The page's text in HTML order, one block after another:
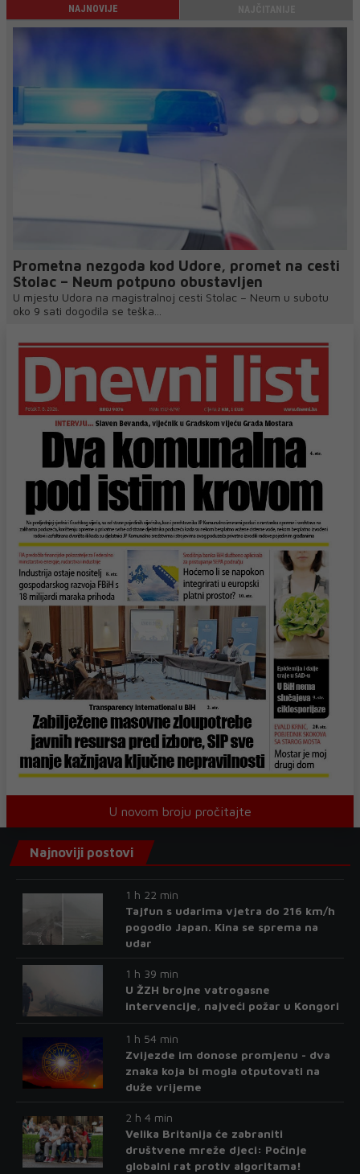
NAJNOVIJE
Prometna nezgoda kod Udore, promet na cesti
Stolac – Neum potpuno obustavljen
U mjestu Udora na magistralnoj cesti Stolac – Neum u subotu
oko 9 sati dogodila se teška...
U novom broju pročitajte
Najnoviji postovi
1 h 22 min
Tajfun s udarima vjetra do 216 km/h
pogodio Japan. Kina se sprema na
udar
1 h 39 min
U ŽZH brojne vatrogasne
intervencije, najveći požar u Kongori
1 h 54 min
Zvijezde im donose promjenu - dva
znaka koja bi mogla otputovati na
duže vrijeme
2 h 4 min
Velika Britanija će zabraniti
društvene mreže djeci: Počinje
globalni rat protiv algoritama!